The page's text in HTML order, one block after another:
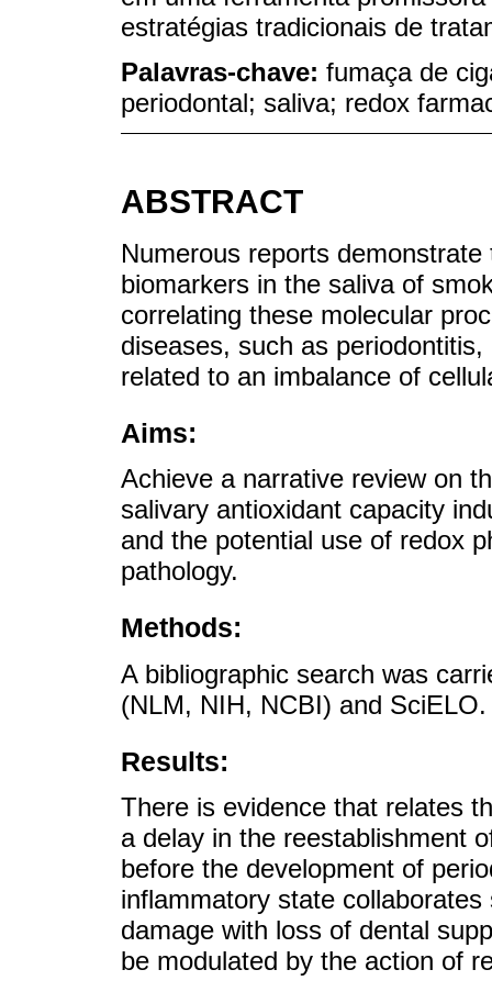
estratégias tradicionais de
Palavras-chave: fumaça de
periodontal; saliva; redox
ABSTRACT
Numerous reports
biomarkers in the saliva of
correlating these molecular
diseases, such as
related to an imbalance of
Aims:
Achieve a narrative review on
salivary antioxidant capacity
and the potential use of redox
pathology.
Methods:
A bibliographic search was
(NLM, NIH, NCBI) and SciELO.
Results:
There is evidence that relates
a delay in the reestablishment
before the development of
inflammatory state
damage with loss of dental
be modulated by the action of